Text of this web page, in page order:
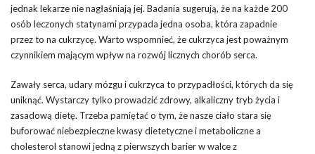
jednak lekarze nie nagłaśniają jej. Badania sugerują, że na każde 200
osób leczonych statynami przypada jedna osoba, która zapadnie
przez to na cukrzycę. Warto wspomnieć, że cukrzyca jest poważnym
czynnikiem mającym wpływ na rozwój licznych chorób serca.
Zawały serca, udary mózgu i cukrzyca to przypadłości, których da się
uniknąć. Wystarczy tylko prowadzić zdrowy, alkaliczny tryb życia i
zasadową dietę. Trzeba pamiętać o tym, że nasze ciało stara się
buforować niebezpieczne kwasy dietetyczne i metaboliczne a
cholesterol stanowi jedną z pierwszych barier w walce z